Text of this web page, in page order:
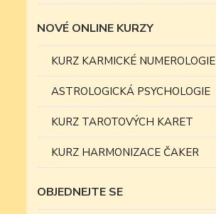
NOVÉ ONLINE KURZY
KURZ KARMICKÉ NUMEROLOGIE
ASTROLOGICKÁ PSYCHOLOGIE
KURZ TAROTOVÝCH KARET
KURZ HARMONIZACE ČAKER
OBJEDNEJTE SE